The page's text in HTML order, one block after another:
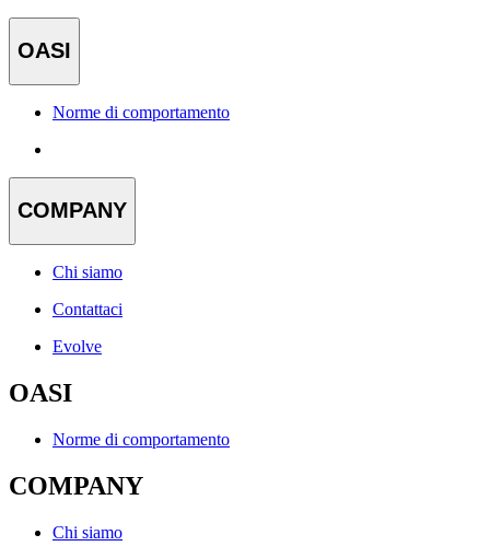
OASI
Norme di comportamento
COMPANY
Chi siamo
Contattaci
Evolve
OASI
Norme di comportamento
COMPANY
Chi siamo